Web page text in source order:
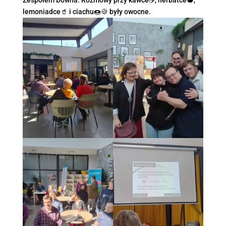
lemoniadce🥤 i ciachu🍩🍪 były owocne.